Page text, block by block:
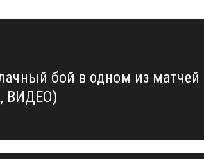
бой в одном из матчей
ВИДЕО)